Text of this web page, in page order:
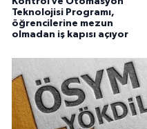
Teknolojisi Programı,
öğrencilerine mezun
olmadan iş kapısı açıyor